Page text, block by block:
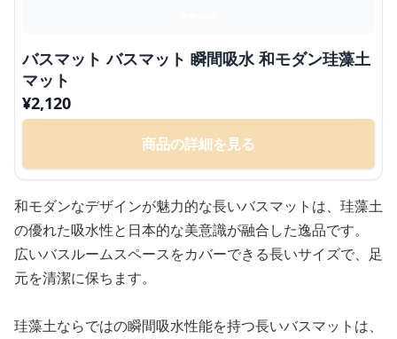
バスマット バスマット 瞬間吸水 和モダン珪藻土
マット
¥2,120
商品の詳細を見る
和モダンなデザインが魅力的な長いバスマットは、珪藻土
の優れた吸水性と日本的な美意識が融合した逸品です。
広いバスルームスペースをカバーできる長いサイズで、足
元を清潔に保ちます。
珪藻土ならではの瞬間吸水性能を持つ長いバスマットは、